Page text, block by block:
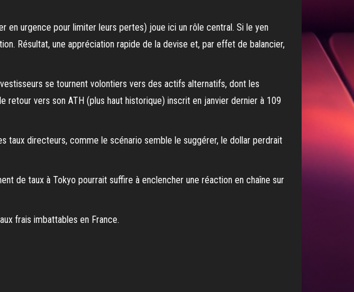
urgence pour limiter leurs pertes) joue ici un rôle central. Si le yen
Résultat, une appréciation rapide de la devise et, par effet de balancier,
se tournent volontiers vers des actifs alternatifs, dont les
retour vers son ATH (plus haut historique) inscrit en janvier dernier à 109
taux directeurs, comme le scénario semble le suggérer, le dollar perdrait
de taux à Tokyo pourrait suffire à enclencher une réaction en chaîne sur
frais imbattables en France.